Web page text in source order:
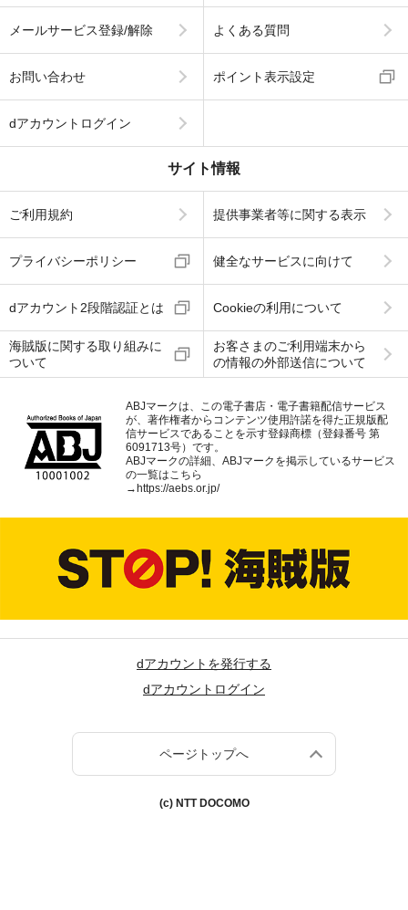
メールサービス登録/解除 よくある質問
お問い合わせ ポイント表示設定
dアカウントログイン
サイト情報
ご利用規約 提供事業者等に関する表示
プライバシーポリシー 健全なサービスに向けて
dアカウント2段階認証とは Cookieの利用について
海賊版に関する取り組みに
ついて
お客さまのご利用端末から
の情報の外部送信について
ABJマークは、この電子書店・電子書籍配信サービス
が、著作権者からコンテンツ使用許諾を得た正規版配
信サービスであることを示す登録商標（登録番号 第
6091713号）です。
ABJマークの詳細、ABJマークを掲示しているサービス
の一覧はこちら
→ https://aebs.or.jp/
dアカウントを発行する
dアカウントログイン
ページトップへ
(c) NTT DOCOMO